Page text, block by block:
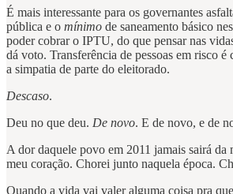
É mais interessante para os governantes
pública e o mínimo de saneamento básico
poder cobrar o IPTU, do que pensar nas
dá voto. Transferência de pessoas em risco é
a simpatia de parte do eleitorado.
Descaso.
Deu no que deu. De novo. E de novo, e de
A dor daquele povo em 2011 jamais sairá da
meu coração. Chorei junto naquela época.
Quando a vida vai valer alguma coisa pra